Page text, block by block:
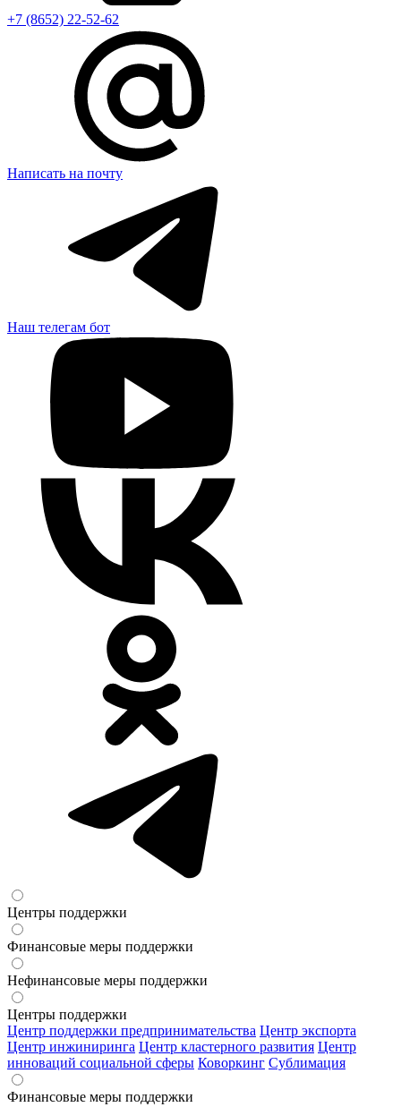
+7 (8652) 22-52-62
Написать на почту
Наш телегам бот
Центры поддержки
Финансовые меры поддержки
Нефинансовые меры поддержки
Центры поддержки
Центр поддержки предпринимательства Центр экспорта
Центр инжиниринга Центр кластерного развития Центр
инноваций социальной сферы Коворкинг Сублимация
Финансовые меры поддержки